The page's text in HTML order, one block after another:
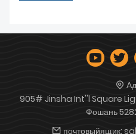
905# Jinsha Int''l Square
Фошань
почтовыйящик: